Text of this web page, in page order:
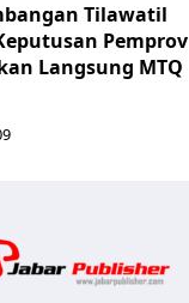
Tilawatil
Pemprov
Langsung MTQ